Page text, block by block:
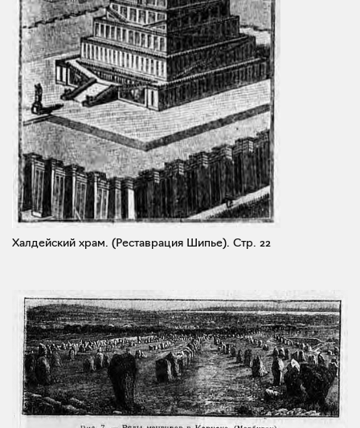
Халдейский храм. (Реставрация Шипье). Стр. 22